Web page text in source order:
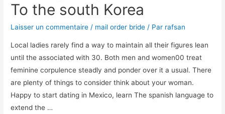
To the south Korea
Laisser un commentaire / mail order bride / Par rafsan
Local ladies rarely find a way to maintain all their figures lean
until the associated with 30. Both men and women00 treat
feminine corpulence steadly and ponder over it a usual. There
are plenty of things to consider think about your woman.
Happy to start dating in Mexico, learn The spanish language to
extend the …